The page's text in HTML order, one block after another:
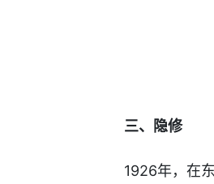
三、隐修
1926年，在东